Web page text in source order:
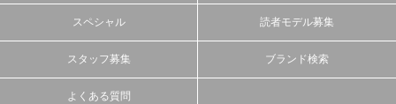
スペシャル 読者モデル募集
スタッフ募集 ブランド検索
よくある質問